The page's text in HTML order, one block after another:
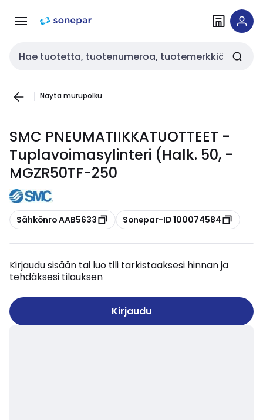
navigointiinsisältöön
Haku
Näytä murupolku
SMC PNEUMATIIKKATUOTTEET -
Tuplavoimasylinteri (Halk. 50, -
MGZR50TF-250
Kopioi
Sähkönro AAB5633 Kopioi
Sonepar-ID 100074584
Kirjaudu sisään tai luo tili tarkistaaksesi hinnan ja
tehdäksesi tilauksen
Kirjaudu